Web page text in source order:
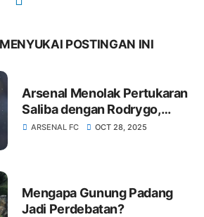
POSTINGAN INI
Arsenal Menolak Pertukaran
Saliba dengan Rodrygo,
Madrid Siapkan Strategi Lain
ARSENAL FC OCT 28, 2025
Mengapa Gunung Padang
Jadi Perdebatan?